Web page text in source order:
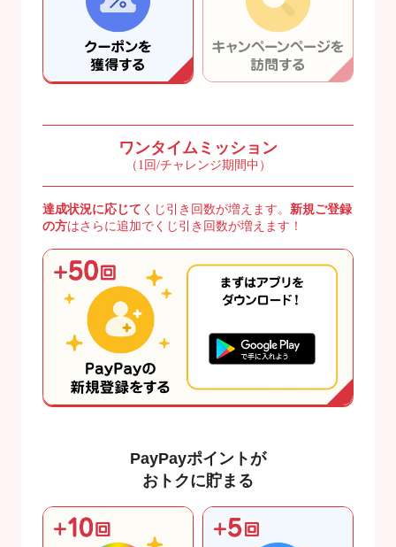
ワンタイムミッション
（1回/チャレンジ期間中）
達成状況に応じて くじ引き回数が増えます。 新規ご登録
の方はさらに追加でくじ引き回数が増えます！
PayPayポイントが
おトクに貯まる